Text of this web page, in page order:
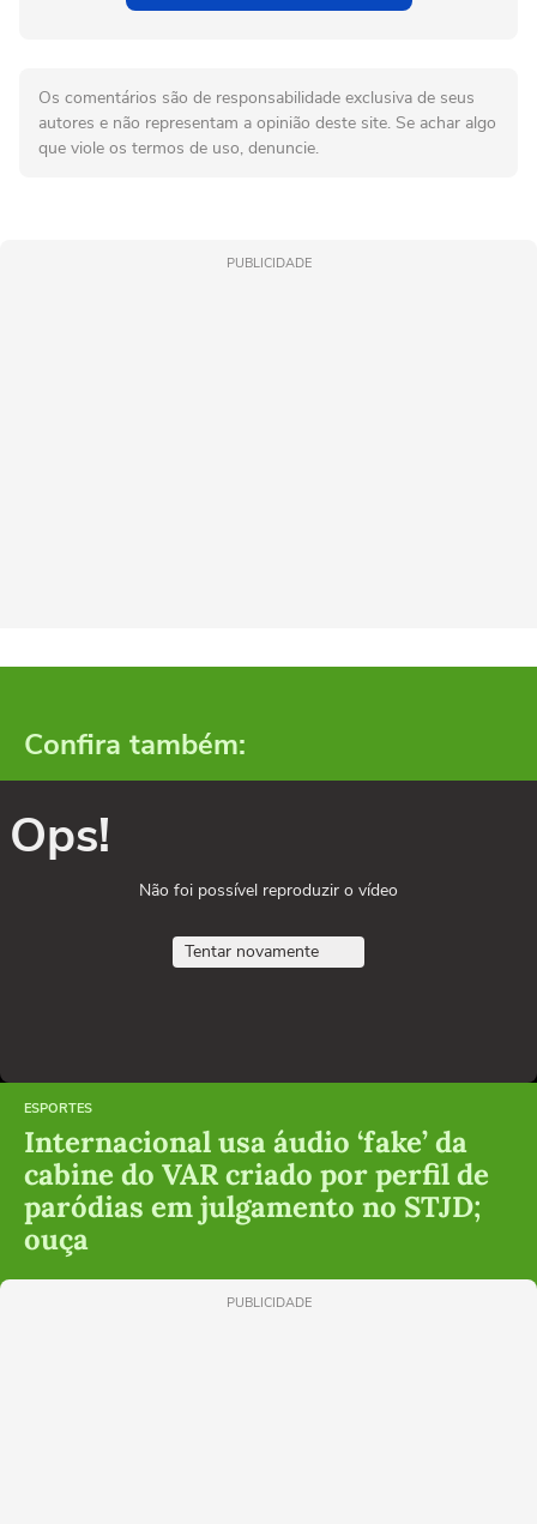
Os comentários são de responsabilidade exclusiva de seus
autores e não representam a opinião deste site. Se achar algo
que viole os termos de uso, denuncie.
PUBLICIDADE
Confira também:
Ops!
Não foi possível reproduzir o vídeo
Tentar novamente
ESPORTES
Internacional usa áudio ‘fake’ da
cabine do VAR criado por perfil de
paródias em julgamento no STJD;
ouça
PUBLICIDADE